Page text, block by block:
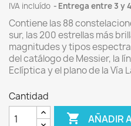
IVA incluído Entrega entre 3 y
Contiene las 88
sur, las 200 estrellas más
magnitudes y tipos
del catálogo de Messier, la
Eclíptica y el plano de la Vía
Cantidad
 AÑADIR